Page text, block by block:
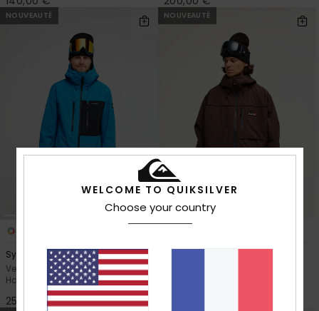
NOUVEAUTÉ
Sycamore 20K
Veste de snow technique Bleu
Homme
250,00 €
NOUVEAUTÉ
WELCOME TO QUIKSILVER
Choose your country